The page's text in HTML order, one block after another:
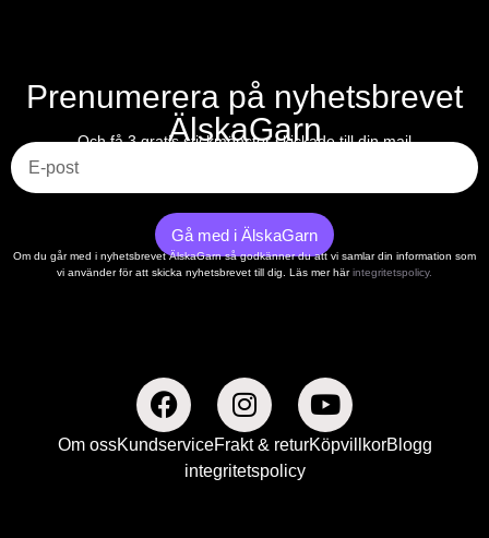
Prenumerera på nyhetsbrevet
ÄlskaGarn
Och få 3 gratis stickmönster skickade till din mail
Gå med i ÄlskaGarn
Om du går med i nyhetsbrevet ÄlskaGarn så godkänner du att vi samlar din information som
vi använder för att skicka nyhetsbrevet till dig. Läs mer härintegritetspolicy.
Om ossKundserviceFrakt & returKöpvillkorBlogg
integritetspolicy